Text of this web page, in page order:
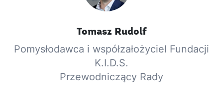
Tomasz Rudolf
Pomysłodawca i współzałożyciel Fundacji
K.I.D.S.
Przewodniczący Rady